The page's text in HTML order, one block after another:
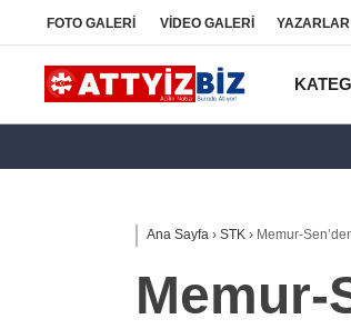
FOTO GALERİ VİDEO GALERİ YAZARLAR
Ana Sayfa › STK › Memur-
Memur-